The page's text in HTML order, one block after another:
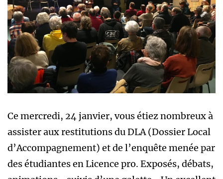
Ce mercredi, 24 janvier, vous étiez nombreux à
assister aux restitutions du DLA (Dossier Local
d’Accompagnement) et de l’enquête menée par
des étudiantes en Licence pro. Exposés, débats,